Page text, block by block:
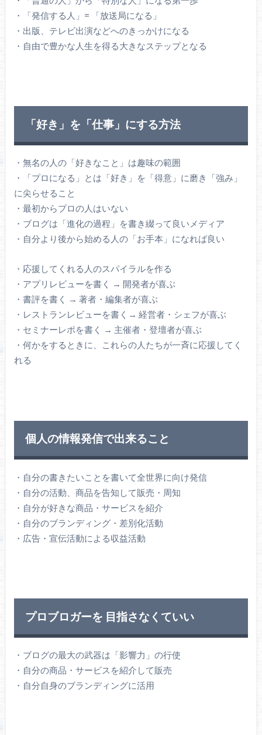
・「発信する人」= 「放送局になる」
・出版、テレビ出演などへのきっかけになる
・自由で豊かな人生を得る大きなステップとなる
「好き」を「仕事」にする方法
・無名の人の「好きなこと」は趣味の範囲
・「プロになる」とは「好き」を「得意」に磨き「強み」
に尖らせること
・最初からプロの人はいない
・ブログは「進化の過程」を書き綴って良いメディア
・自分より後から始める人の「お手本」になれば良い
・応援してくれる人のスパイラルを作る
・アプリレビューを書く → 開発者が喜ぶ
・書評を書く → 著者・編集者が喜ぶ
・レストランレビューを書く→ 経営者・シェフが喜ぶ
・セミナーレポを書く → 主催者・登壇者が喜ぶ
・何かをするときに、これらの人たちが一斉に応援してく
れる
個人の情報発信で出来ること
・自分の書きたいことを書いて全世界に向け発信
・自分の活動、商品を告知して販売・周知
・自分が好きな商品・サービスを紹介
・自分のブランディング・差別化活動
・広告・宣伝活動による収益活動
プロブロガーを 目指さなくていい
・ブログの最大の武器は「影響力」の行使
・自分の商品・サービスを紹介して販売
・自分自身のブランディングに活用